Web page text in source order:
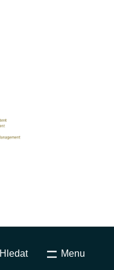
Hledat Menu